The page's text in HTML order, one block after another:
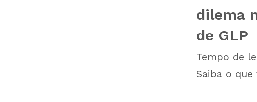
dilema
de GLP
Tempo de
Saiba o que